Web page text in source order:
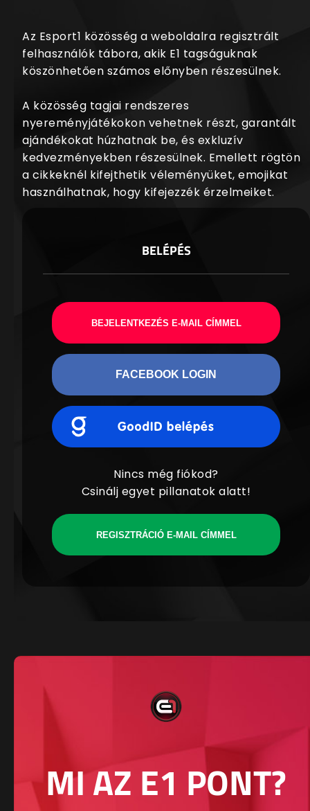
Az Esport1 közösség a weboldalra regisztrált
felhasználók tábora, akik E1 tagságuknak
köszönhetően számos előnyben részesülnek.
A közösség tagjai rendszeres
nyereményjátékokon vehetnek részt, garantált
ajándékokat húzhatnak be, és exkluzív
kedvezményekben részesülnek. Emellett rögtön
a cikkeknél kifejthetik véleményüket, emojikat
használhatnak, hogy kifejezzék érzelmeiket.
BELÉPÉS
BEJELENTKEZÉS E-MAIL CÍMMEL
FACEBOOK LOGIN
Nincs még fiókod?
Csinálj egyet pillanatok alatt!
REGISZTRÁCIÓ E-MAIL CÍMMEL
MI AZ E1 PONT?